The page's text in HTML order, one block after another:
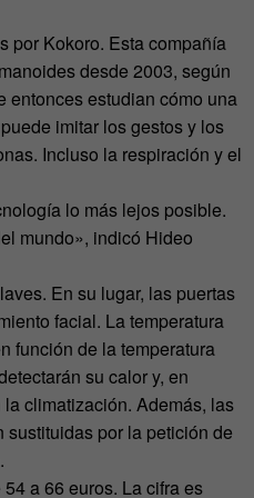
por Kokoro. Esta compañía
desde 2003, según
entonces estudian cómo una
imitar los gestos y los
Incluso la respiración y el
lo más lejos posible.
mundo», indicó Hideo
En su lugar, las puertas
facial. La temperatura
función de la temperatura
su calor y, en
climatización. Además, las
por la petición de
a 66 euros. La cifra es